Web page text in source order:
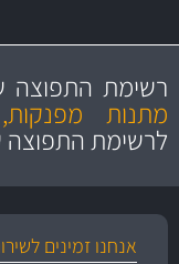
מקצועיות
ושירות מצויין
רשימת התפוצה
מתנות
לרשימת התפוצה
אנחנו זמינים